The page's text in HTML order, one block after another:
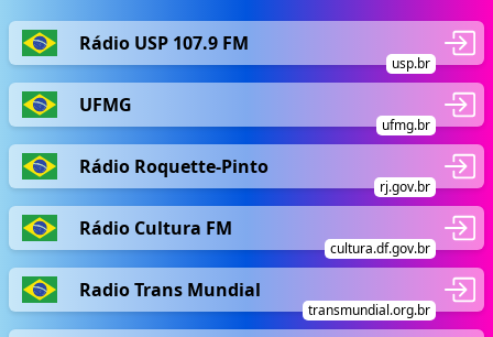
Rádio USP 107.9 FM
usp.br
UFMG
ufmg.br
Rádio Roquette-Pinto
rj.gov.br
Rádio Cultura FM
cultura.df.gov.br
Radio Trans Mundial
transmundial.org.br